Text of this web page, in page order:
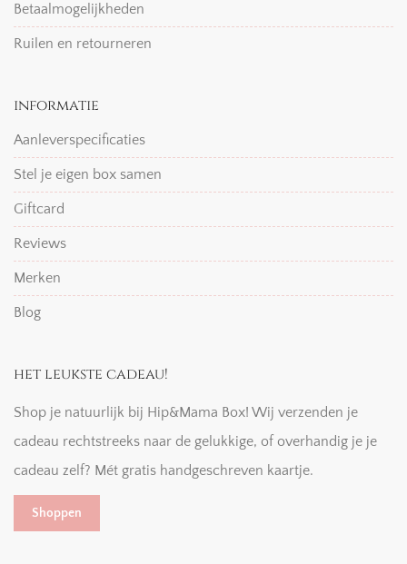
Betaalmogelijkheden
Ruilen en retourneren
informatie
Aanleverspecificaties
Stel je eigen box samen
Giftcard
Reviews
Merken
Blog
het leukste cadeau!
Shop je natuurlijk bij Hip&Mama Box! Wij verzenden je
cadeau rechtstreeks naar de gelukkige, of overhandig je je
cadeau zelf? Mét gratis handgeschreven kaartje.
Shoppen